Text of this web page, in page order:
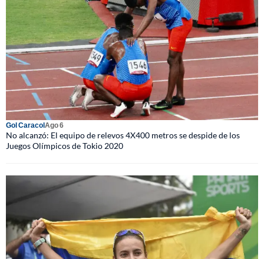
Gol CaracolAgo 6
No alcanzó: El equipo de relevos 4X400 metros se despide de los
Juegos Olímpicos de Tokio 2020